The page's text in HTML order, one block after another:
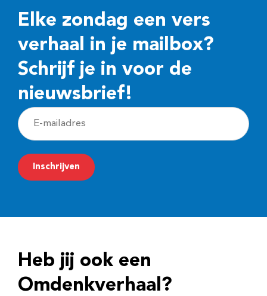
Elke zondag een vers
verhaal in je mailbox?
Schrijf je in voor de
nieuwsbrief!
E
-
m
a
r
e
Inschrijven
Heb jij ook een
Omdenkverhaal?